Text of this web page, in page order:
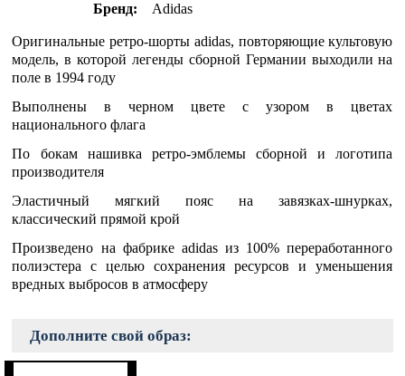
Бренд:
Adidas
Оригинальные ретро-шорты adidas, повторяющие культовую
модель, в которой легенды сборной Германии выходили на
поле в 1994 году
Выполнены в черном цвете c узором в цветах
национального флага
По бокам нашивка ретро-эмблемы сборной и логотипа
производителя
Эластичный мягкий пояс на завязках-шнурках,
классический прямой крой
Произведено на фабрике adidas из 100% переработанного
полиэстера с целью сохранения ресурсов и уменьшения
вредных выбросов в атмосферу
Дополните свой образ: